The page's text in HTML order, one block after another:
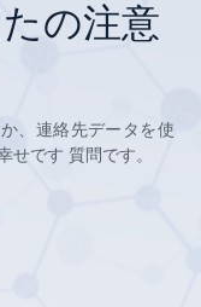
の注意
、連絡先データを使
せです 質問です。